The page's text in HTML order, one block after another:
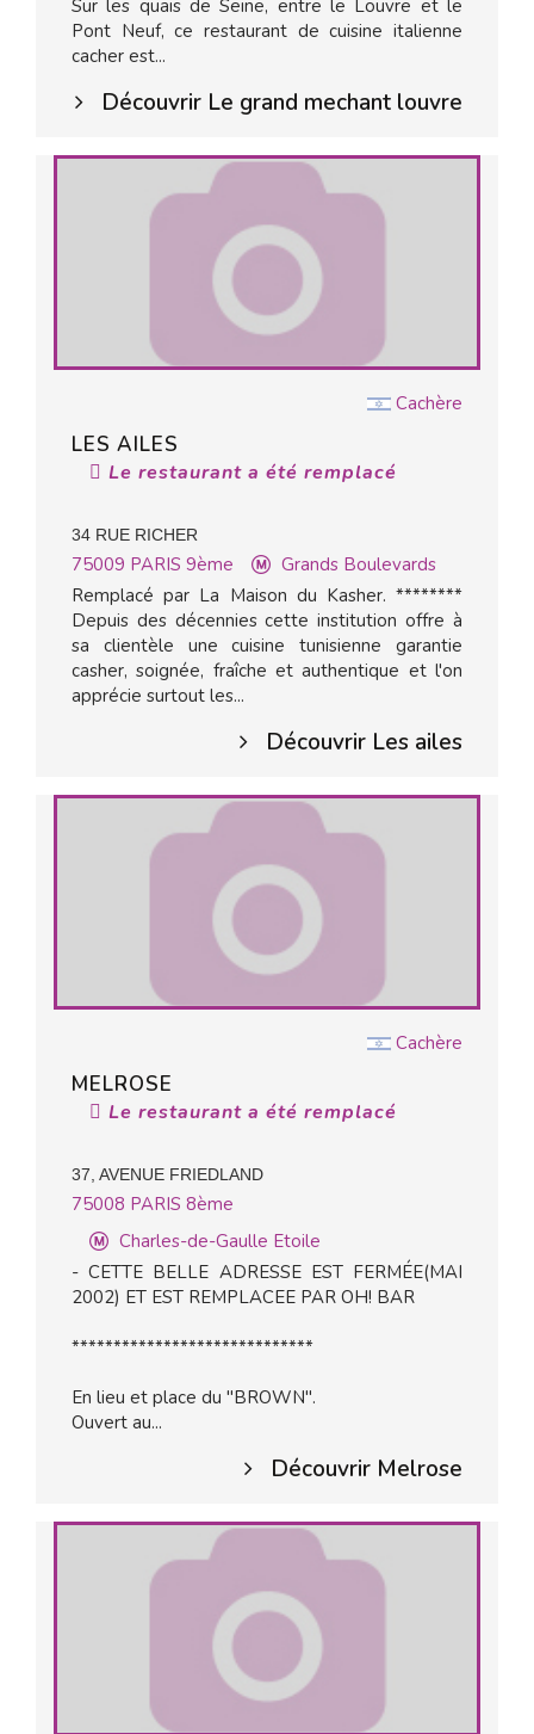
Sur les quais de Seine, entre le Louvre et le
Pont Neuf, ce restaurant de cuisine italienne
cacher est...
Découvrir Le grand mechant louvre
Cachère
LES AILES
Le restaurant a été remplacé
34 RUE RICHER
75009 PARIS 9ème
Grands Boulevards
Remplacé par La Maison du Kasher. ********
Depuis des décennies cette institution offre à
sa clientèle une cuisine tunisienne garantie
casher, soignée, fraîche et authentique et l'on
apprécie surtout les...
Découvrir Les ailes
Cachère
MELROSE
Le restaurant a été remplacé
37, AVENUE FRIEDLAND
75008 PARIS 8ème
Charles-de-Gaulle Etoile
- CETTE BELLE ADRESSE EST FERMÉE(MAI
2002) ET EST REMPLACEE PAR OH! BAR
*****************************
En lieu et place du "BROWN".
Ouvert au...
Découvrir Melrose